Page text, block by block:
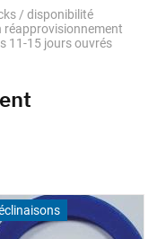
/ disponibilité
réapprovisionnement
11-15 jours ouvrés